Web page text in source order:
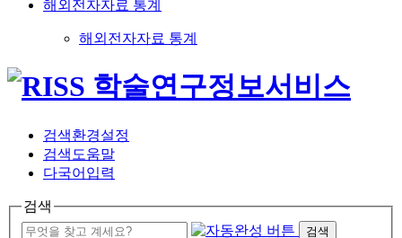
해외전자자료 통계
해외전자자료 통계
검색환경설정
검색도움말
다국어입력
검색
검색